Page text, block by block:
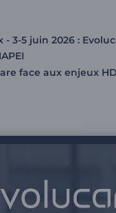
- 3-5 juin 2026 :
face aux enjeux